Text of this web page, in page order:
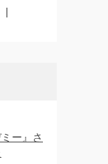
ー』さ